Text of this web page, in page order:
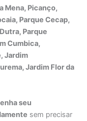
Mena, Picanço,
Parque Cecap,
Parque
Cumbica,
Jardim
Jardim Flor da
seu
sem precisar